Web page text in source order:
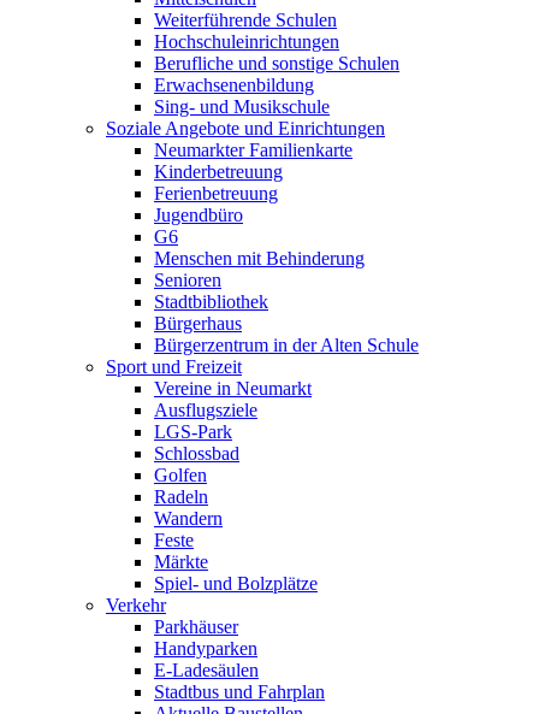
Weiterführende Schulen
Hochschuleinrichtungen
Berufliche und sonstige Schulen
Erwachsenenbildung
Sing- und Musikschule
Soziale Angebote und Einrichtungen
Neumarkter Familienkarte
Kinderbetreuung
Ferienbetreuung
Jugendbüro
G6
Menschen mit Behinderung
Senioren
Stadtbibliothek
Bürgerhaus
Bürgerzentrum in der Alten Schule
Sport und Freizeit
Vereine in Neumarkt
Ausflugsziele
LGS-Park
Schlossbad
Golfen
Radeln
Wandern
Feste
Märkte
Spiel- und Bolzplätze
Verkehr
Parkhäuser
Handyparken
E-Ladesäulen
Stadtbus und Fahrplan